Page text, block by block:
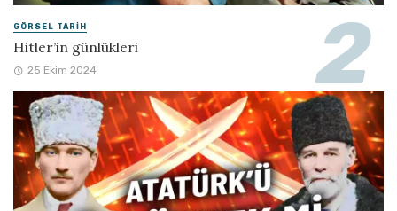
GÖRSEL TARIH
Hitler’in günlükleri
25 Ekim 2024